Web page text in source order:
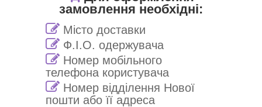
замовлення необхідні:
Місто доставки
Ф.І.О. одержувача
Номер мобільного
телефона користувача
Номер відділення Нової
пошти або її адреса